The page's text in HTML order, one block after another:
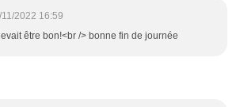
2022 16:59
être bon!<br /> bonne fin de journée